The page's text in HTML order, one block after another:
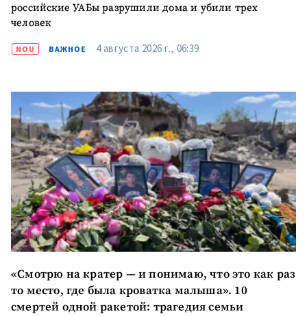
российские УАБы разрушили дома и убили трех
человек
NOU ВАЖНОЕ 4 августа 2026 г., 06:39
«Смотрю на кратер — и понимаю, что это как раз
то место, где была кроватка малыша». 10
смертей одной ракетой: трагедия семьи
новости
Анонимный источник
Имя + Моё имя
Электронная почта
+ Мой email
Телефон
+ Личный телефон
Я прочитал(а) и согласен(на)
конфиденциальности.
ОТПРАВИТЬ НОВОСТЬ